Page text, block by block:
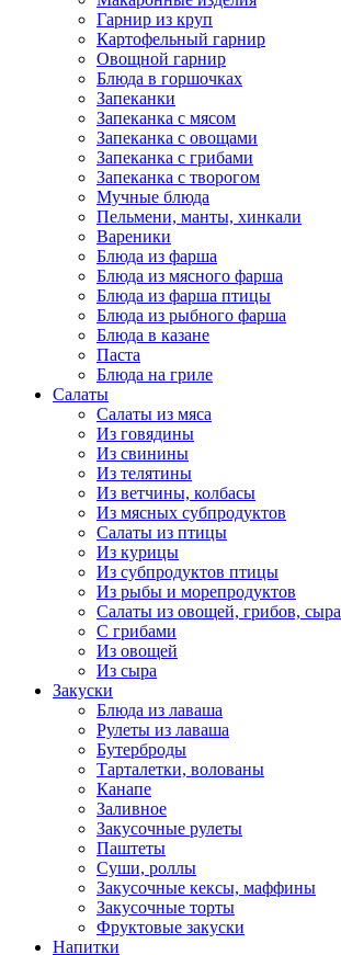
Гарнир из круп
Картофельный гарнир
Овощной гарнир
Блюда в горшочках
Запеканки
Запеканка с мясом
Запеканка с овощами
Запеканка с грибами
Запеканка с творогом
Мучные блюда
Пельмени, манты, хинкали
Вареники
Блюда из фарша
Блюда из мясного фарша
Блюда из фарша птицы
Блюда из рыбного фарша
Блюда в казане
Паста
Блюда на гриле
Салаты
Салаты из мяса
Из говядины
Из свинины
Из телятины
Из ветчины, колбасы
Из мясных субпродуктов
Салаты из птицы
Из курицы
Из субпродуктов птицы
Из рыбы и морепродуктов
Салаты из овощей, грибов, сыра
С грибами
Из овощей
Из сыра
Закуски
Блюда из лаваша
Рулеты из лаваша
Бутерброды
Тарталетки, волованы
Канапе
Заливное
Закусочные рулеты
Паштеты
Суши, роллы
Закусочные кексы, маффины
Закусочные торты
Фруктовые закуски
Напитки